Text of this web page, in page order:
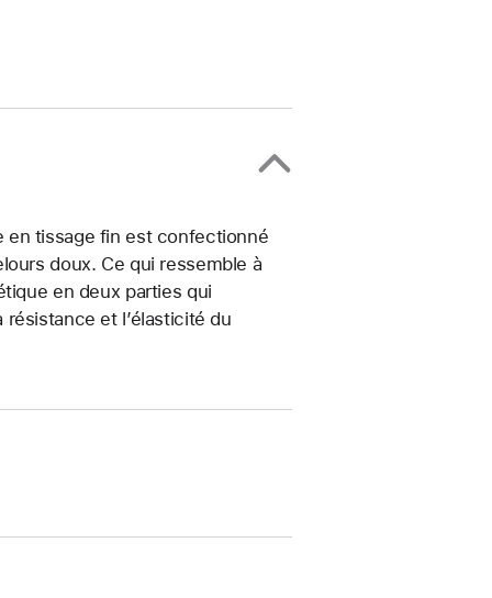
en tissage fin est confectionné
doux. Ce qui ressemble à
en deux parties qui
et l’élasticité du